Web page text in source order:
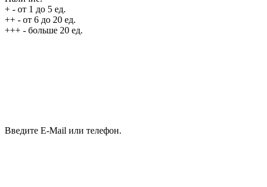
+ - от 1 до 5 ед.
++ - от 6 до 20 ед.
+++ - больше 20 ед.
Введите E-Mail или телефон.